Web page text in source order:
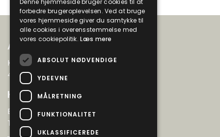
Adresse
Klokkervej 85
4000 Roskilde
Kontakt
Email:roksop@gmail.com
Telefon 40 57 04 84
Denne hjemmeside bruger cookies til at
forbedre brugeroplevelsen. Ved at bruge
vores hjemmeside giver du samtykke til
alle cookies i overensstemmelse med
vores cookiepolitik.Læs mere
ABSOLUT NØDVENDIGE
YDEEVNE
MÅLRETNING
FUNKTIONALITET
UKLASSIFICEREDE